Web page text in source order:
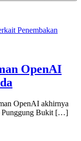
OpenAI
OpenAI akhirnya
Punggung Bukit […]